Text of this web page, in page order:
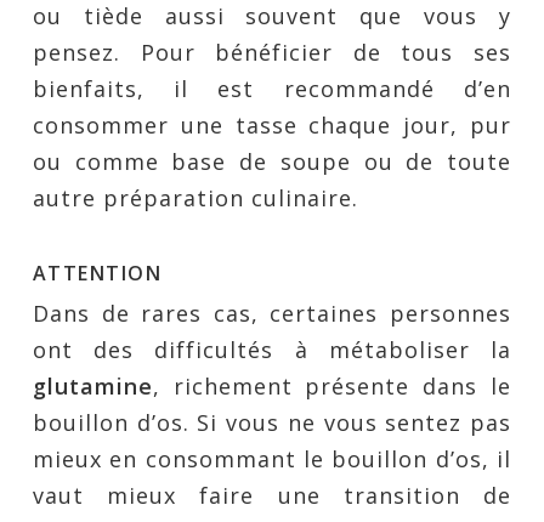
ou tiède aussi souvent que vous y
pensez. Pour bénéficier de tous ses
bienfaits, il est recommandé d’en
consommer une tasse chaque jour, pur
ou comme base de soupe ou de toute
autre préparation culinaire.
ATTENTION
Dans de rares cas, certaines personnes
ont des difficultés à métaboliser la
glutamine, richement présente dans le
bouillon d’os. Si vous ne vous sentez pas
mieux en consommant le bouillon d’os, il
vaut mieux faire une transition de